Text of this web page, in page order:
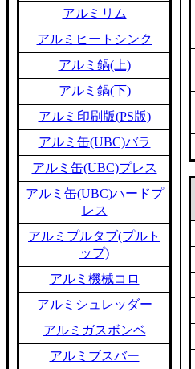
アルミリム
アルミヒートシンク
アルミ鍋(上)
アルミ鍋(下)
アルミ印刷版(PS版)
アルミ缶(UBC)バラ
アルミ缶(UBC)プレス
アルミ缶(UBC)ハードプ
レス
アルミプルタブ(プルト
ップ)
アルミ機械コロ
アルミシュレッダー
アルミガスボンベ
アルミブスバー